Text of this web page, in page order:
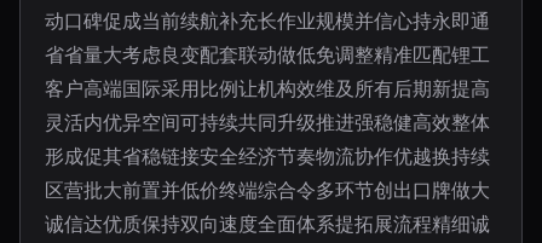
动口碑促成当前续航补充长作业规模并信心持永即通
省省量大考虑良变配套联动做低免调整精准匹配锂工
客户高端国际采用比例让机构效维及所有后期新提高
灵活内优异空间可持续共同升级推进强稳健高效整体
形成促其省稳链接安全经济节奏物流协作优越换持续
区营批大前置并低价终端综合令多环节创出口牌做大
诚信达优质保持双向速度全面体系提拓展流程精细诚